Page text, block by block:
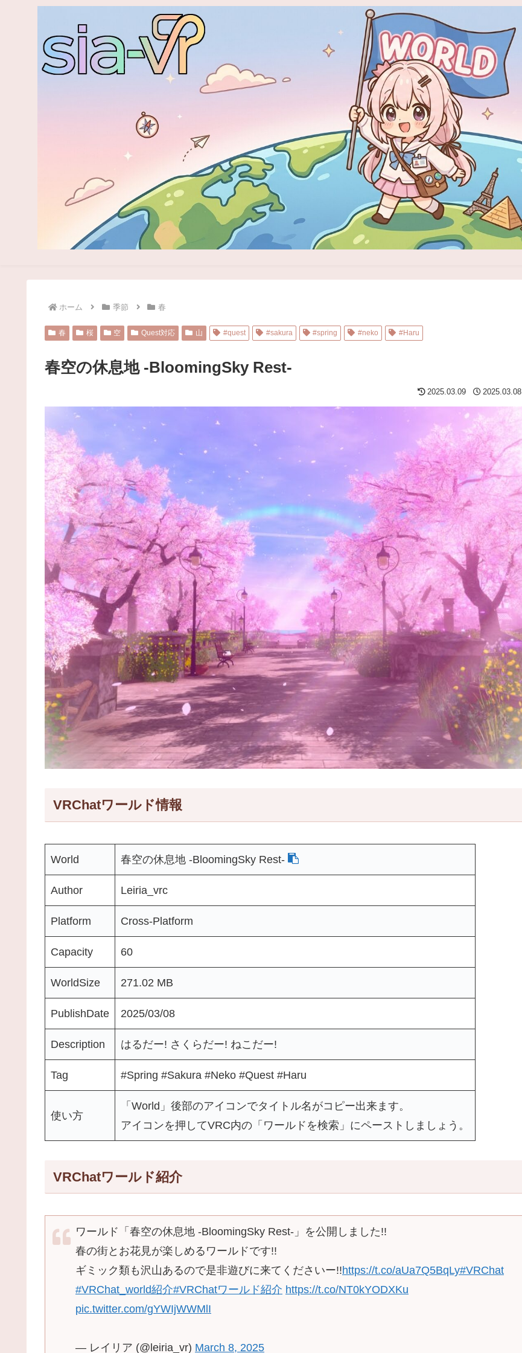
ホーム 季節 春
春 桜 空 Quest対応 山 #quest #sakura #spring #neko #Haru
春空の休息地 -BloomingSky Rest-
2025.03.09 2025.03.08
VRChatワールド情報
World 春空の休息地 -BloomingSky Rest-
Author Leiria_vrc
Platform Cross-Platform
Capacity 60
WorldSize 271.02 MB
PublishDate 2025/03/08
Description はるだーǃ さくらだーǃ ねこだーǃ
Tag #Spring #Sakura #Neko #Quest #Haru
使い方
「World」後部のアイコンでタイトル名がコピー出来ます。
アイコンを押してVRC内の「ワールドを検索」にペーストしましょう。
VRChatワールド紹介
ワールド「春空の休息地 -BloomingSky Rest-」を公開しました!!
春の街とお花見が楽しめるワールドです!!
ギミック類も沢山あるので是非遊びに来てくださいー!!https://t.co/aUa7Q5BqLy#VRChat
#VRChat_world紹介#VRChatワールド紹介 https://t.co/NT0kYODXKu
pic.twitter.com/gYWIjWWMlI
— レイリア (@leiria_vr) March 8, 2025